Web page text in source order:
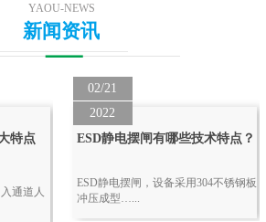
YAOU-NEWS
新闻资讯
特点
通道人
02/21
2022
ESD静电摆闸有哪些技术特点？
ESD静电摆闸，设备采用304不锈钢板
冲压成型…...